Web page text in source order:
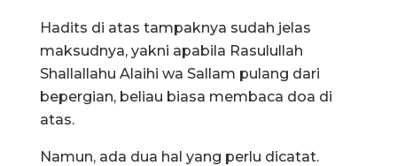
Hadits di atas tampaknya sudah jelas
maksudnya, yakni apabila Rasulullah
Shallallahu Alaihi wa Sallam pulang dari
bepergian, beliau biasa membaca doa di
atas.
Namun, ada dua hal yang perlu dicatat.